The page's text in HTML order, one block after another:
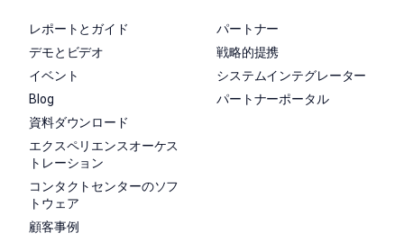
レポートとガイド
デモとビデオ
イベント
Blog
資料ダウンロード
エクスペリエンスオーケス
トレーション
コンタクトセンターのソフ
トウェア
顧客事例
パートナー
戦略的提携
システムインテグレーター
パートナーポータル